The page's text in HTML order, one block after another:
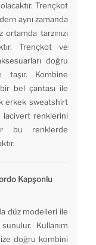
Trençkot
aynı zamanda
tarzınızı
Trençkot ve
doğru
taşır. Kombine
bel çantası ile
erkek sweatshirt
lacivert renklerini
bu renklerde
Kapşonlu
düz modelleri ile
Kullanım
doğru kombini